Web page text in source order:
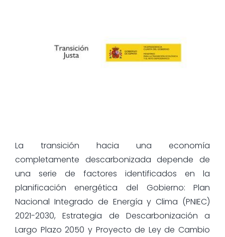
La transición hacia una economía
completamente descarbonizada depende de
una serie de factores identificados en la
planificación energética del Gobierno: Plan
Nacional Integrado de Energía y Clima (PNIEC)
2021-2030, Estrategia de Descarbonización a
Largo Plazo 2050 y Proyecto de Ley de Cambio